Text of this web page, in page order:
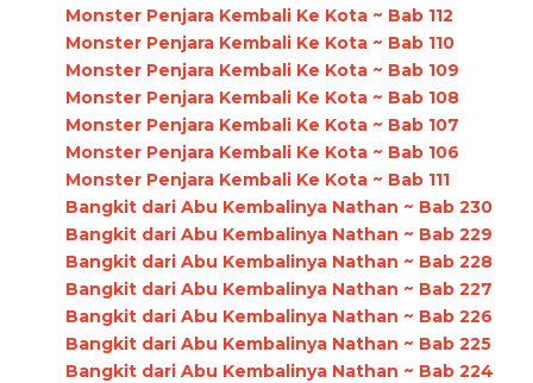
Monster Penjara Kembali Ke Kota ~ Bab 112
Monster Penjara Kembali Ke Kota ~ Bab 110
Monster Penjara Kembali Ke Kota ~ Bab 109
Monster Penjara Kembali Ke Kota ~ Bab 108
Monster Penjara Kembali Ke Kota ~ Bab 107
Monster Penjara Kembali Ke Kota ~ Bab 106
Monster Penjara Kembali Ke Kota ~ Bab 111
Bangkit dari Abu Kembalinya Nathan ~ Bab 230
Bangkit dari Abu Kembalinya Nathan ~ Bab 229
Bangkit dari Abu Kembalinya Nathan ~ Bab 228
Bangkit dari Abu Kembalinya Nathan ~ Bab 227
Bangkit dari Abu Kembalinya Nathan ~ Bab 226
Bangkit dari Abu Kembalinya Nathan ~ Bab 225
Bangkit dari Abu Kembalinya Nathan ~ Bab 224